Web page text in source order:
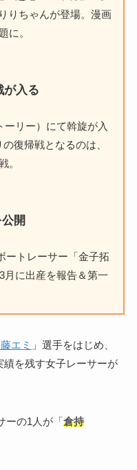
りちゃんが登場。漫画
に。
が入る
ーリー）にて斡旋が入
復帰戦となるのは、
。
開
ートレーサー「金子拓
月に出産を報告＆第一
エミ 」選手をはじめ、
を残す女子レーサーが
ーの1人が「倉持